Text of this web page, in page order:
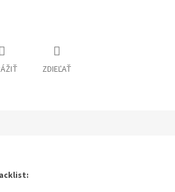
ZDIEĽAŤ